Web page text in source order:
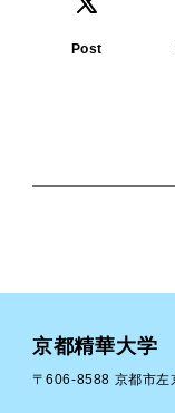
Post
京都精華大学
〒606-8588 京都市左